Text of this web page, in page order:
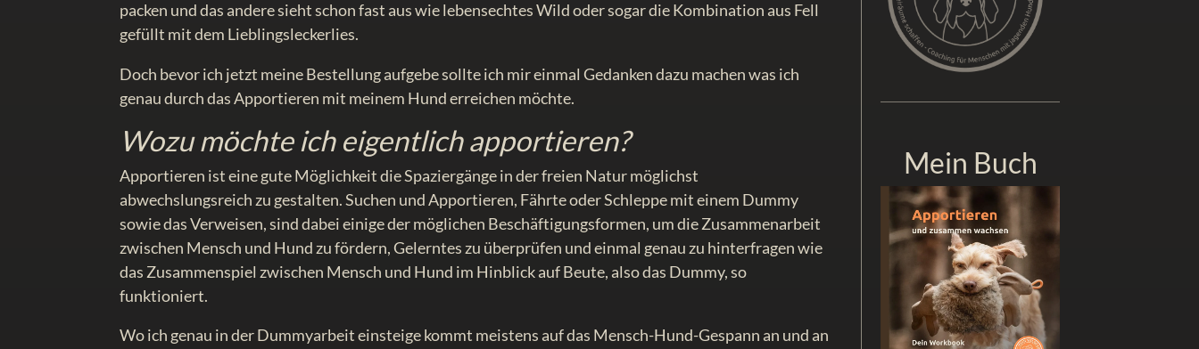
packen und das andere sieht schon fast aus wie lebensechtes Wild oder sogar die Kombination aus Fell
gefüllt mit dem Lieblingsleckerlies.
Doch bevor ich jetzt meine Bestellung aufgebe sollte ich mir einmal Gedanken dazu machen was ich
genau durch das Apportieren mit meinem Hund erreichen möchte.
Wozu möchte ich eigentlich apportieren?
Apportieren ist eine gute Möglichkeit die Spaziergänge in der freien Natur möglichst
abwechslungsreich zu gestalten. Suchen und Apportieren, Fährte oder Schleppe mit einem Dummy
sowie das Verweisen, sind dabei einige der möglichen Beschäftigungsformen, um die Zusammenarbeit
zwischen Mensch und Hund zu fördern, Gelerntes zu überprüfen und einmal genau zu hinterfragen wie
das Zusammenspiel zwischen Mensch und Hund im Hinblick auf Beute, also das Dummy, so
funktioniert.
Wo ich genau in der Dummyarbeit einsteige kommt meistens auf das Mensch-Hund-Gespann an und an
Mein Buch